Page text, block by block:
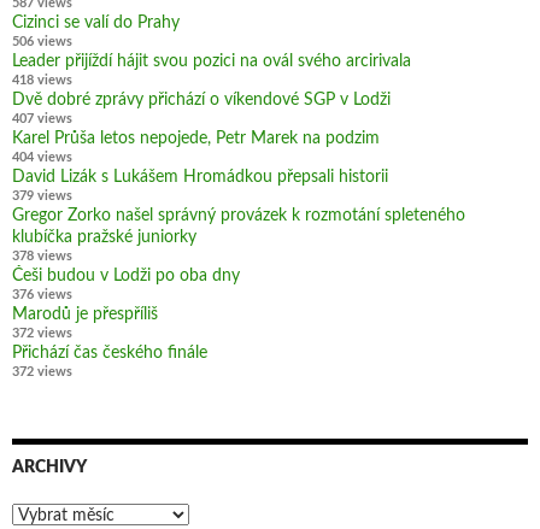
587 views
Cizinci se valí do Prahy
506 views
Leader přijíždí hájit svou pozici na ovál svého arcirivala
418 views
Dvě dobré zprávy přichází o víkendové SGP v Lodži
407 views
Karel Průša letos nepojede, Petr Marek na podzim
404 views
David Lizák s Lukášem Hromádkou přepsali historii
379 views
Gregor Zorko našel správný provázek k rozmotání spleteného
klubíčka pražské juniorky
378 views
Češi budou v Lodži po oba dny
376 views
Marodů je přespříliš
372 views
Přichází čas českého finále
372 views
ARCHIVY
Archivy